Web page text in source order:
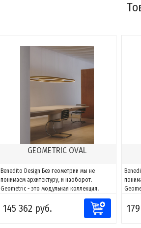
GEOMETRIC OVAL
Benedito Design Без геометрии мы не
понимаем архитектуру, и наоборот.
Geometric - это модульная коллекция,
способная адаптировать свет к любому
пространству. Благодаря сочетаниям
компонентов можно создавать фигуры и
145 362 руб.